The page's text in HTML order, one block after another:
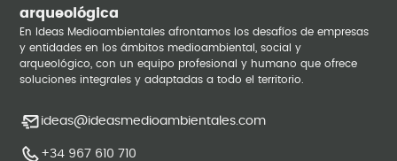
arqueológica
En Ideas Medioambientales afrontamos los desafíos de empresas
y entidades en los ámbitos medioambiental, social y
arqueológico, con un equipo profesional y humano que ofrece
soluciones integrales y adaptadas a todo el territorio.
ideas@ideasmedioambientales.com
+34 967 610 710